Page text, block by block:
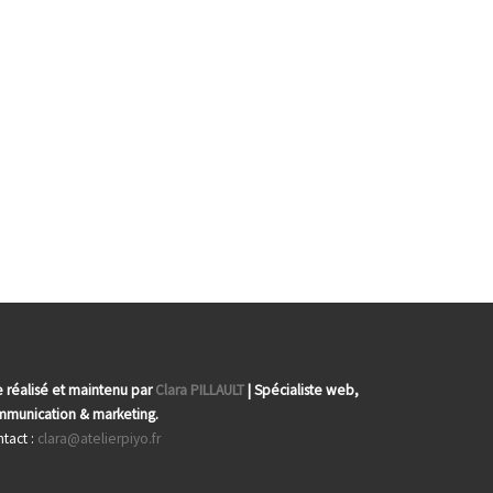
réalisé et maintenu parClara PILLAULT | Spécialiste web,
& marketing.
: clara@atelierpiyo.fr